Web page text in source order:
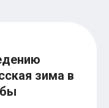
зима в